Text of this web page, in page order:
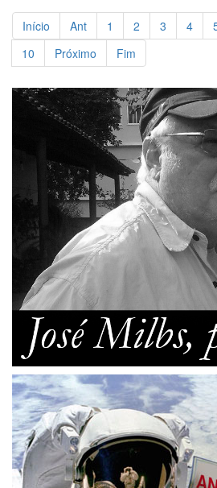
Início Ant 1 2 3 4
10
Próximo Fim